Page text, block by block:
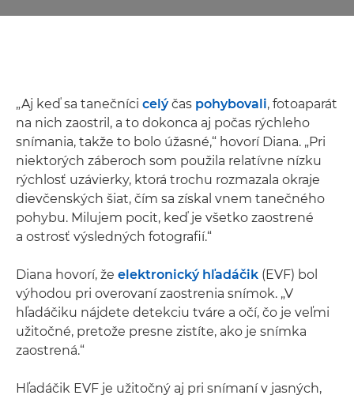
„Aj keď sa tanečníci celýčas pohybovali, fotoaparát
na nich zaostril, a to dokonca aj počas rýchleho
snímania, takže to bolo úžasné,“ hovorí Diana. „Pri
niektorých záberoch som použila relatívne nízku
rýchlosť uzávierky, ktorá trochu rozmazala okraje
dievčenských šiat, čím sa získal vnem tanečného
pohybu. Milujem pocit, keď je všetko zaostrené
a ostrosť výsledných fotografií.“
Diana hovorí, že elektronický hľadáčik (EVF) bol
výhodou pri overovaní zaostrenia snímok. „V
hľadáčiku nájdete detekciu tváre a očí, čo je veľmi
užitočné, pretože presne zistíte, ako je snímka
zaostrená.“
Hľadáčik EVF je užitočný aj pri snímaní v jasných,